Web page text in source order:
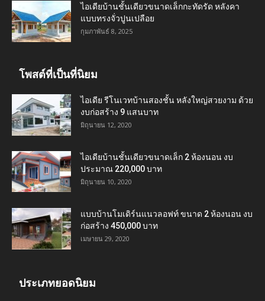
ไอเดียบ้านชั้นเดียวขนาดเล็กกะทัดรัด หลังคา
แบบทรงจั่วปูนเปลือย
กุมภาพันธ์ 8, 2025
โพสต์ที่เป็นที่นิยม
ไอเดีย รีโนเวทบ้านสองชั้น หลังใหญ่สวยงาม ด้วย
งบก่อสร้าง 9 แสนบาท
มิถุนายน 12, 2020
ไอเดียบ้านชั้นเดียวขนาดเล็ก 2 ห้องนอน งบ
ประมาณ 220,000 บาท
มิถุนายน 10, 2020
แบบบ้านโมเดิร์นแนวลอฟท์ ขนาด 2 ห้องนอน งบ
ก่อสร้าง 450,000 บาท
เมษายน 29, 2020
ประเภทยอดนิยม